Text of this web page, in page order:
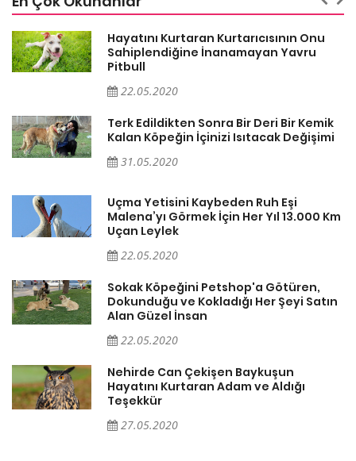
Hayatını Kurtaran Kurtarıcısının Onu
Sahiplendiğine İnanamayan Yavru
Pitbull
22.05.2020
Terk Edildikten Sonra Bir Deri Bir Kemik
Kalan Köpeğin İçinizi Isıtacak Değişimi
31.05.2020
Uçma Yetisini Kaybeden Ruh Eşi
Malena’yı Görmek İçin Her Yıl 13.000 Km
Uçan Leylek
22.05.2020
Sokak Köpeğini Petshop'a Götüren,
Dokunduğu ve Kokladığı Her Şeyi Satın
Alan Güzel İnsan
22.05.2020
Nehirde Can Çekişen Baykuşun
Hayatını Kurtaran Adam ve Aldığı
Teşekkür
27.05.2020